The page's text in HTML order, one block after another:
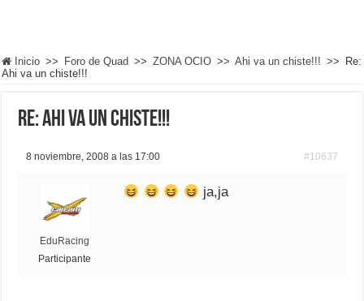
Inicio >> Foro de Quad >> ZONA OCIO >> Ahi va un chiste!!! >>
Re:
Ahi va un chiste!!!
Re: Ahi va un chiste!!!
8 noviembre, 2008 a las 17:00 #10637
EduRacing
Participante
ja,ja